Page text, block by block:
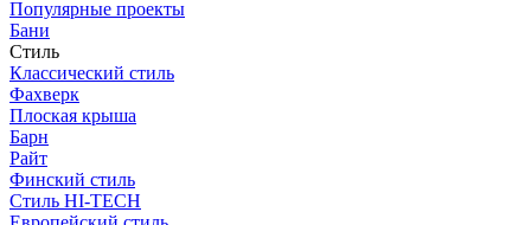
Популярные проекты
Бани
Стиль
Классический стиль
Фахверк
Плоская крыша
Барн
Райт
Финский стиль
Стиль HI-TECH